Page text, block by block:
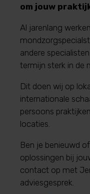
om jouw
Al jarenlang
andere
termijn sterk in de
Dit doen wij op
internationale
persoons
locaties.
Ben je benieuwd
oplossingen bij
contact op met
adviesgesprek.